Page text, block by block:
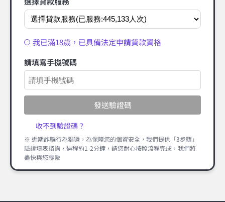
我已滿18歲，已具備法定申請貸款資格
請填寫手機號碼
發送驗證碼
收不到驗證碼？
※ 近期詐騙行為猖獗，為保障您的個資安全，我們提供「3步驟」
驗證填表諮詢，過程約1-2分鐘，請您耐心按照流程完成，我們將
盡快與您聯繫